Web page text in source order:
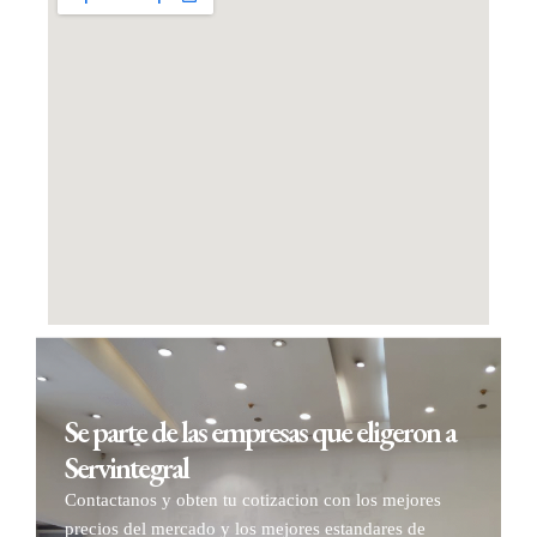
Se parte de las empresas que eligeron a
Servintegral
Contactanos y obten tu cotizacion con los mejores
precios del mercado y los mejores estandares de